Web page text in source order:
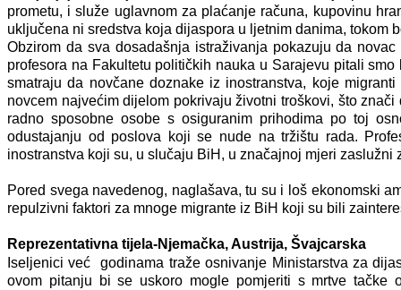
prometu, i služe uglavnom za plaćanje računa, kupovinu
uključena ni sredstva koja dijaspora u ljetnim danima, tokom
Obzirom da sva dosadašnja istraživanja pokazuju da
profesora na Fakultetu političkih nauka u Sarajevu pitali
smatraju da novčane doznake iz inostranstva, koje
novcem najvećim dijelom pokrivaju životni troškovi, što
radno sposobne osobe s osiguranim prihodima po toj
odustajanju od poslova koji se nude na tržištu rada.
inostranstva koji su, u slučaju BiH, u značajnoj mjeri zaslužni
Pored svega navedenog, naglašava, tu su i loš ekonomski
repulzivni faktori za mnoge migrante iz BiH koji su bili
Reprezentativna tijela-Njemačka, Austrija, Švajcarska
Iseljenici već godinama traže osnivanje Ministarstva za
ovom pitanju bi se uskoro mogle pomjeriti s mrtve